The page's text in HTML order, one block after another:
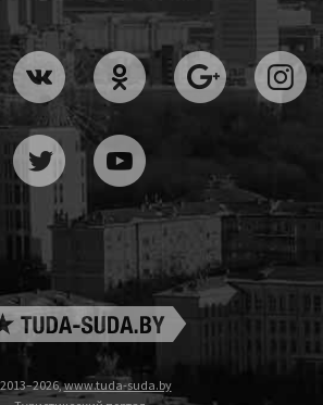
www.tuda-suda.by